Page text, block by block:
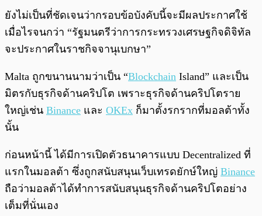
ยังไม่เป็นที่ชัดเจนว่ากรอบข้อบังคับนี้จะมีผลประกาศใช้
เมื่อไรจนกว่า “รัฐมนตรีว่าการกระทรวงเศรษฐกิจดิจิทัล
จะประกาศในราชกิจจานุเบกษา”
Malta ถูกขนานนามว่าเป็น “Blockchain Island” และเป็น
มิตรกับธุรกิจด้านคริปโต เพราะธุรกิจด้านคริปโตราย
ใหญ่เช่น Binance และ OKEx ก็มาตั้งรกรากที่มอลต้าทั้ง
นั้น
ก่อนหน้านี้ ได้มีการเปิดตัวธนาคารแบบ Decentralized ที่
แรกในมอลต้า ซึ่งถูกสนับสนุนเว็บเทรดยักษ์ใหญ่ Binance
ถือว่ามอลต้าได้ทำการสนับสนุนธุรกิจด้านคริปโตอย่าง
เต็มที่นั่นเอง